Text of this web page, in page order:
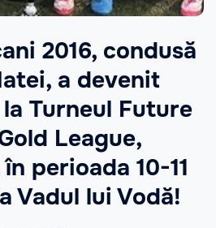
2016, condusă
a devenit
Turneul Future
League,
perioada 10-11
Vadul lui Vodă!